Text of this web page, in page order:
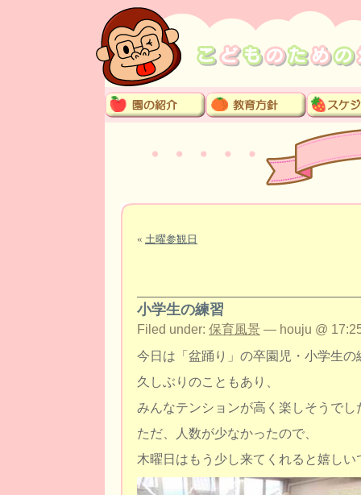
« 土曜参観日
小学生の練習
Filed under: 保育風景 — houju @
今日は「盆踊り」の卒園児・小学生の
久しぶりのこともあり、
みんなテンションが高く楽しそうでし
ただ、人数が少なかったので、
木曜日はもう少し来てくれると嬉しい